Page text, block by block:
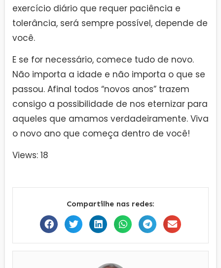
exercício diário que requer paciência e
tolerância, será sempre possível, depende de
você.
E se for necessário, comece tudo de novo.
Não importa a idade e não importa o que se
passou. Afinal todos “novos anos” trazem
consigo a possibilidade de nos eternizar para
aqueles que amamos verdadeiramente. Viva
o novo ano que começa dentro de você!
Views: 18
Compartilhe nas redes: